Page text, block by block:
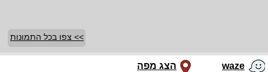
>> צפו בכל התמונות
waze הצג מפה